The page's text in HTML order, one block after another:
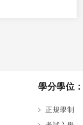
學分學位：
正規學制